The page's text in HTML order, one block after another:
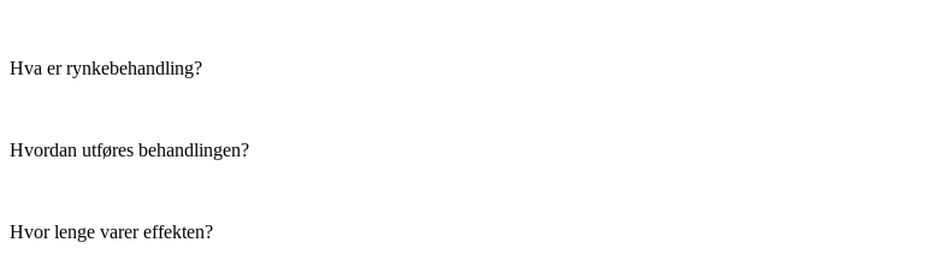
Hva er rynkebehandling?
Hvordan utføres behandlingen?
Hvor lenge varer effekten?